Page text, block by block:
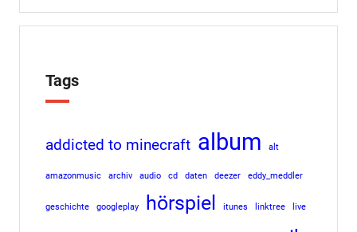
Tags
addicted to minecraft album alt
amazonmusic archiv audio cd daten deezer eddy_meddler
geschichte googleplay hörspiel itunes linktree live